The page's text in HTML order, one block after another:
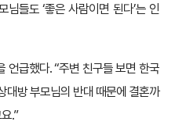
들도 ‘좋은 사람이면 된다’는 인
언급했다. “주변 친구들 보면 한국
대방 부모님의 반대 때문에 결혼까
.”